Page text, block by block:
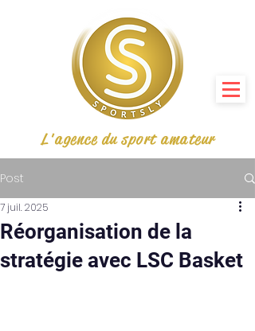
L'agence du sport amateur
Post
Réorganisation de la
stratégie avec LSC Basket
7 juil. 2025